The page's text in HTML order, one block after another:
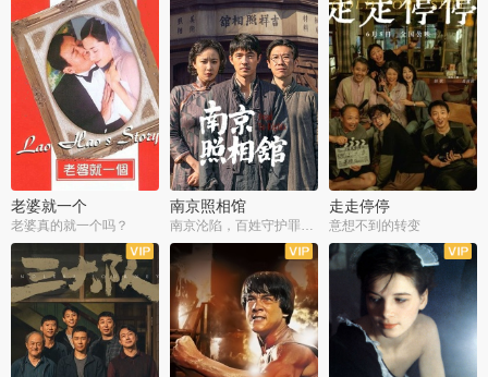
老婆就一个
老婆真的就一个吗？
南京照相馆
南京沦陷，百姓守护罪证底片
走走停停
意想不到的转变